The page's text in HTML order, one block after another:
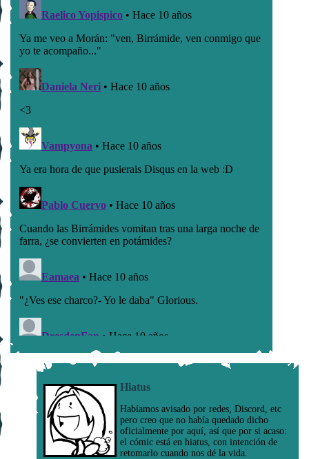
Hiatus
Habíamos avisado por redes, Discord, etc
pero creo que no había quedado dicho
oficialmente por aquí, así que por si acaso:
el cómic está en hiatus, con intención de
retomarlo cuando nos dé la vida.